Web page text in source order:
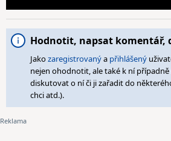
Hodnotit, napsat
Jakozaregistrovanýa přihlášený
nejen ohodnotit, ale také k ní
diskutovat o ní či ji zařadit do
chci atd.).